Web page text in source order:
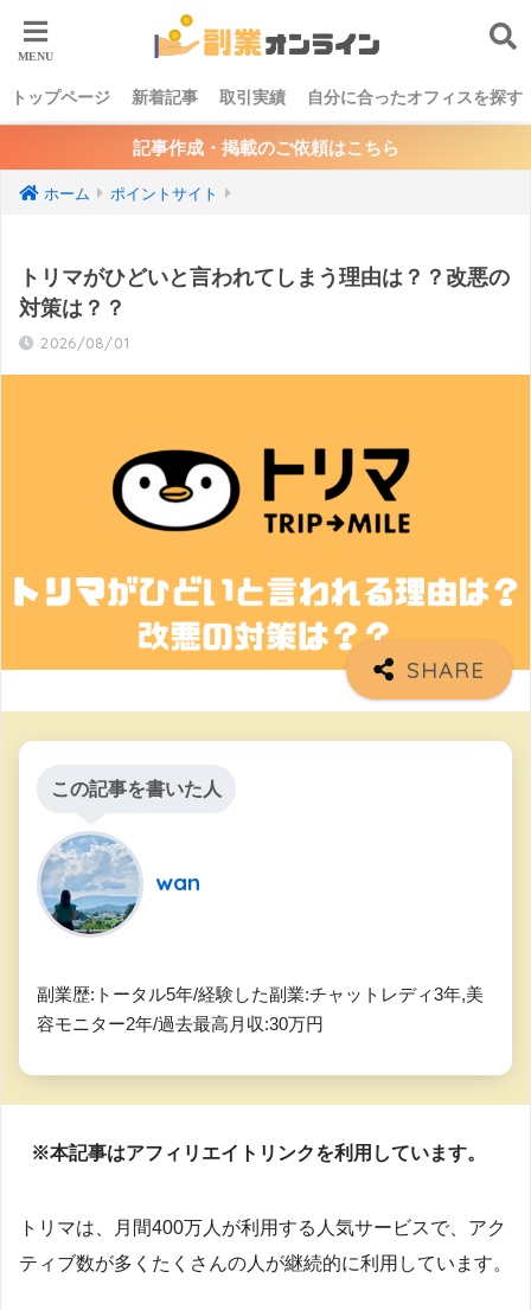
トップページ 新着記事 取引実績 自分に合ったオフィスを探す
記事作成・掲載のご依頼はこちら
ホーム ポイントサイト
トリマがひどいと言われてしまう理由は？？改悪の
対策は？？
2026/08/01
この記事を書いた人
wan
副業歴:トータル5年/経験した副業:チャットレディ3年,美
容モニター2年/過去最高月収:30万円
※本記事はアフィリエイトリンクを利用しています。
トリマは、月間400万人が利用する人気サービスで、アク
ティブ数が多くたくさんの人が継続的に利用しています。